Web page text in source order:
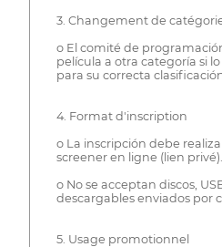
3. Changement de
o El comité de
película a otra categoría si
para su correcta
4. Format d'inscription
o La inscripción debe
screener en ligne (lien privé).
o No se acceptan discos,
descargables enviados por
5. Usage promotionnel